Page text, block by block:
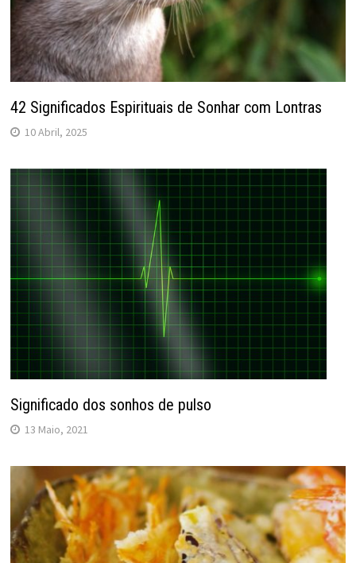
42 Significados Espirituais de Sonhar com Lontras
10 Abril, 2025
Significado dos sonhos de pulso
13 Maio, 2021